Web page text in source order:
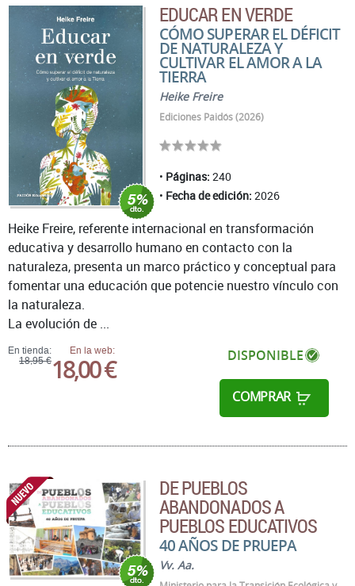
EDUCAR EN VERDE
CÓMO SUPERAR EL DÉFICIT
DE NATURALEZA Y
CULTIVAR EL AMOR A LA
TIERRA
Heike Freire
Ediciones Paidós (2026)
Páginas: 240
Fecha de edición: 2026
En tienda:
18,95 €
En la web:
18,00 € DISPONIBLE
COMPRAR
Heike Freire, referente internacional en transformación
educativa y desarrollo humano en contacto con la
naturaleza, presenta un marco práctico y conceptual para
fomentar una educación que potencie nuestro vínculo con
la naturaleza.
La evolución de ...
DE PUEBLOS
ABANDONADOS A
PUEBLOS EDUCATIVOS
40 AÑOS DE PRUEPA
Vv. Aa.